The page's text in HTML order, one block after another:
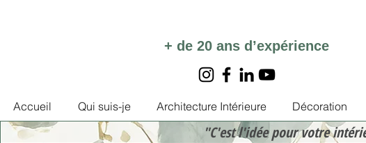
+ de 20 ans d’expérience
Accueil Qui suis-je Architecture Intérieure Décoration
"C'est l'idée pour votre